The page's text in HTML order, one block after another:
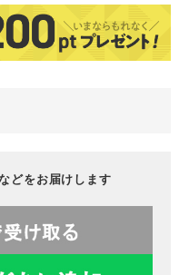
どをお届けします